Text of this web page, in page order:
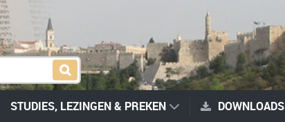
STUDIES, LEZINGEN & PREKEN DOWNLOADS